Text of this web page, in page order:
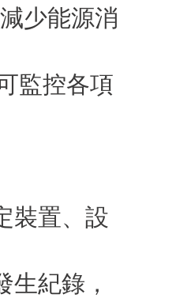
少能源消
監控各項
裝置、設
紀錄，